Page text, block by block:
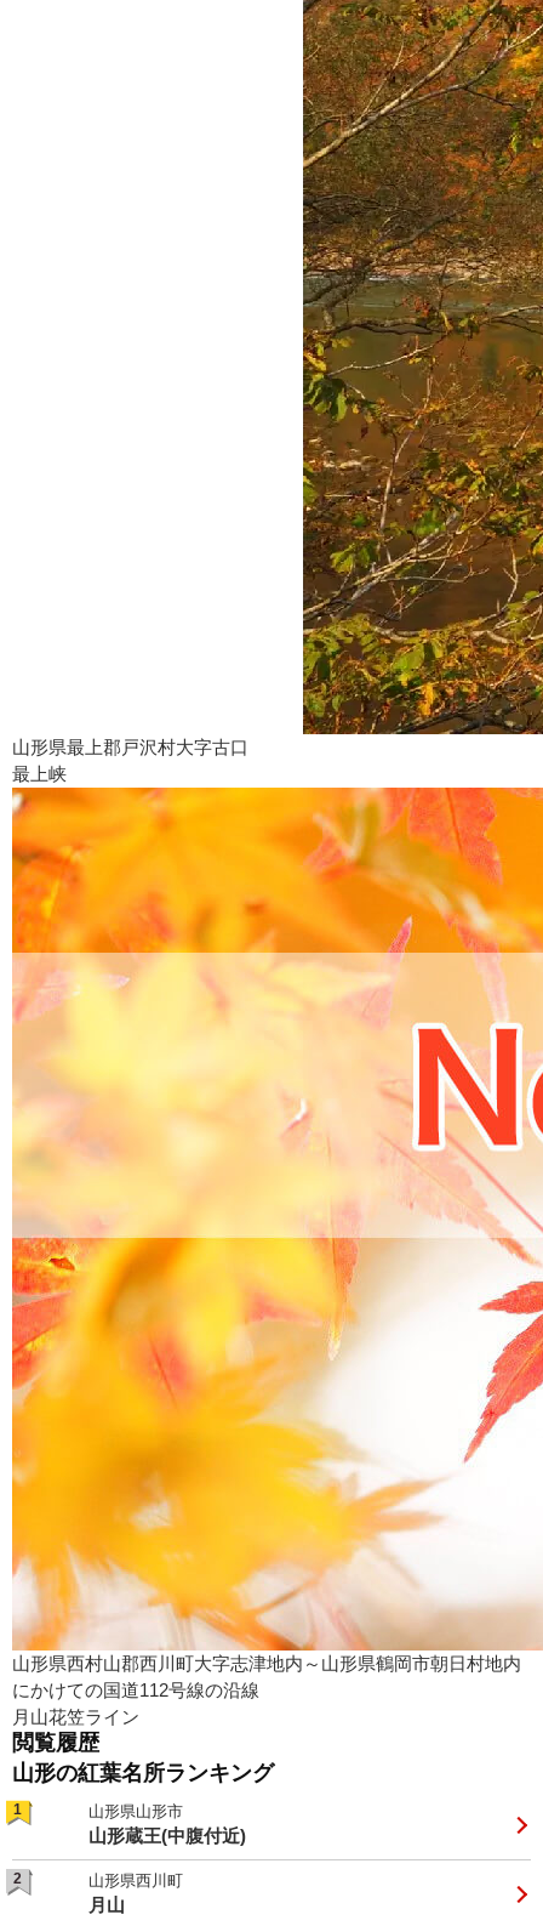
山形県最上郡戸沢村大字古口
最上峡
山形県西村山郡西川町大字志津地内～山形県鶴岡市朝日村地内
にかけての国道112号線の沿線
月山花笠ライン
閲覧履歴
山形の紅葉名所ランキング
1 山形県山形市
山形蔵王(中腹付近)
2 山形県西川町
月山